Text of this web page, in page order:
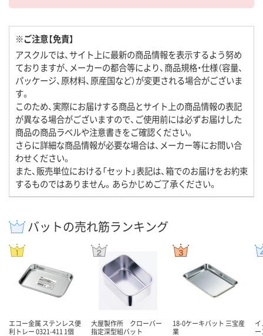
※ご注意【免責】
アスクルでは、サイト上に最新の商品情報を表示するよう努め
ておりますが、メーカーの都合等により、商品規格・仕様（容量、
パッケージ、原材料、原産国など）が変更される場合がございま
す。
このため、実際にお届けする商品とサイト上の商品情報の表記
が異なる場合がございますので、ご使用前には必ずお届けした
商品の商品ラベルや注意書きをご確認ください。
さらに詳細な商品情報が必要な場合は、メーカー等にお問い合
わせください。
また、販売単位における「セット」表記は、箱でのお届けをお約束
するものではありません。あらかじめご了承ください。
バットの売れ筋ランキング
エコー金属 ステンレス便
利トレー 0321-411 1個
大屋製作所 クローバー
指定深型組バット
18-0ケーキバット 三宝産
業